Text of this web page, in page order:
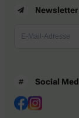
Newsletter
Social